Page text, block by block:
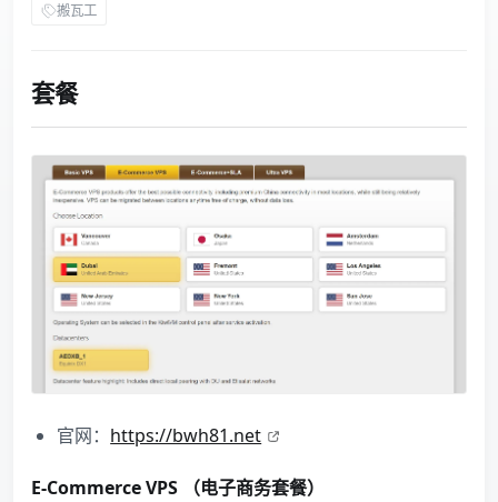
搬瓦工
套餐
官网： https://bwh81.net
E-Commerce VPS （电子商务套餐）